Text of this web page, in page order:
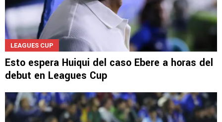
LEAGUES CUP
Esto espera Huiqui del caso Ebere a horas del
debut en Leagues Cup